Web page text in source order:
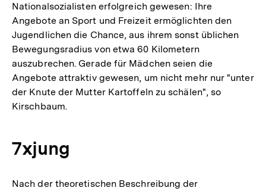
Nationalsozialisten erfolgreich gewesen: Ihre
Angebote an Sport und Freizeit ermöglichten den
Jugendlichen die Chance, aus ihrem sonst üblichen
Bewegungsradius von etwa 60 Kilometern
auszubrechen. Gerade für Mädchen seien die
Angebote attraktiv gewesen, um nicht mehr nur "unter
der Knute der Mutter Kartoffeln zu schälen", so
Kirschbaum.
7xjung
Nach der theoretischen Beschreibung der